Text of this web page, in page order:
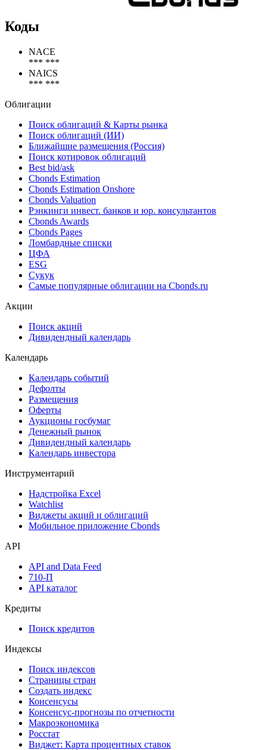
Коды
NACE
*** ***
NAICS
*** ***
Облигации
Поиск облигаций & Карты рынка
Поиск облигаций (ИИ)
Ближайшие размещения (Россия)
Поиск котировок облигаций
Best bid/ask
Cbonds Estimation
Cbonds Estimation Onshore
Cbonds Valuation
Рэнкинги инвест. банков и юр. консультантов
Cbonds Awards
Cbonds Pages
Ломбардные списки
ЦФА
ESG
Сукук
Самые популярные облигации на Cbonds.ru
Акции
Поиск акций
Дивидендный календарь
Календарь
Календарь событий
Дефолты
Размещения
Оферты
Аукционы госбумаг
Денежный рынок
Дивидендный календарь
Календарь инвестора
Инструментарий
Надстройка Excel
Watchlist
Виджеты акций и облигаций
Мобильное приложение Cbonds
API
API and Data Feed
710-П
API каталог
Кредиты
Поиск кредитов
Индексы
Поиск индексов
Страницы стран
Создать индекс
Консенсусы
Консенсус-прогнозы по отчетности
Макроэкономика
Росстат
Виджет: Карта процентных ставок